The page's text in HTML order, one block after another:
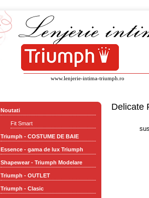
www.lenjerie-intima-triumph.ro
Noutati
Fit Smart
Triumph - COSTUME DE BAIE
Essence - gama de lux Triumph
Shapewear - Triumph Modelare
Triumph - OUTLET
Triumph - Clasic
Delicate